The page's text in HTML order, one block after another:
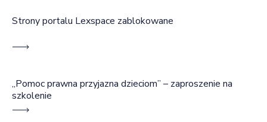
Strony portalu Lexspace zablokowane
„Pomoc prawna przyjazna dzieciom” – zaproszenie na
szkolenie